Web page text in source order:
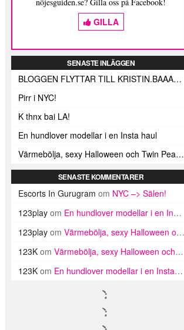
GILLA
SENASTE INLÄGGEN
BLOGGEN FLYTTAR TILL KRISTIN.BAAAM.SE!
Pirr i NYC!
K thnx bai LA!
En hundlover modellar i en Insta haul
Värmebölja, sexy Halloween och Twin Peaks i LA!
SENASTE KOMMENTARER
Escorts In Gurugram om NYC –> Sälen!
123play om En hundlover modellar i en Insta haul
123play om Värmebölja, sexy Halloween och Twin Peaks i LA!
123K om Värmebölja, sexy Halloween och Twin Peaks i LA!
123K om En hundlover modellar i en Insta haul